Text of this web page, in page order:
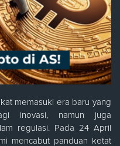
memasuki era baru yang
inovasi, namun juga
regulasi. Pada 24 April
mencabut panduan ketat